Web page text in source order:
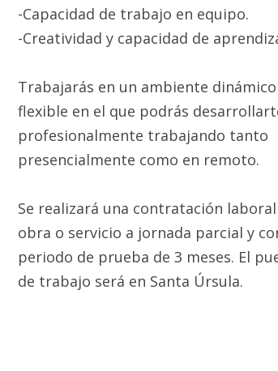
-Capacidad de trabajo en equipo.
-Creatividad y capacidad de
Trabajarás en un ambiente
flexible en el que podrás
profesionalmente trabajando tanto
presencialmente como en remoto.
Se realizará una contratación
obra o servicio a jornada parcial y
periodo de prueba de 3 meses. El
de trabajo será en Santa Úrsula.